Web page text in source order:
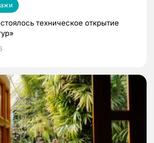
техническое открытие